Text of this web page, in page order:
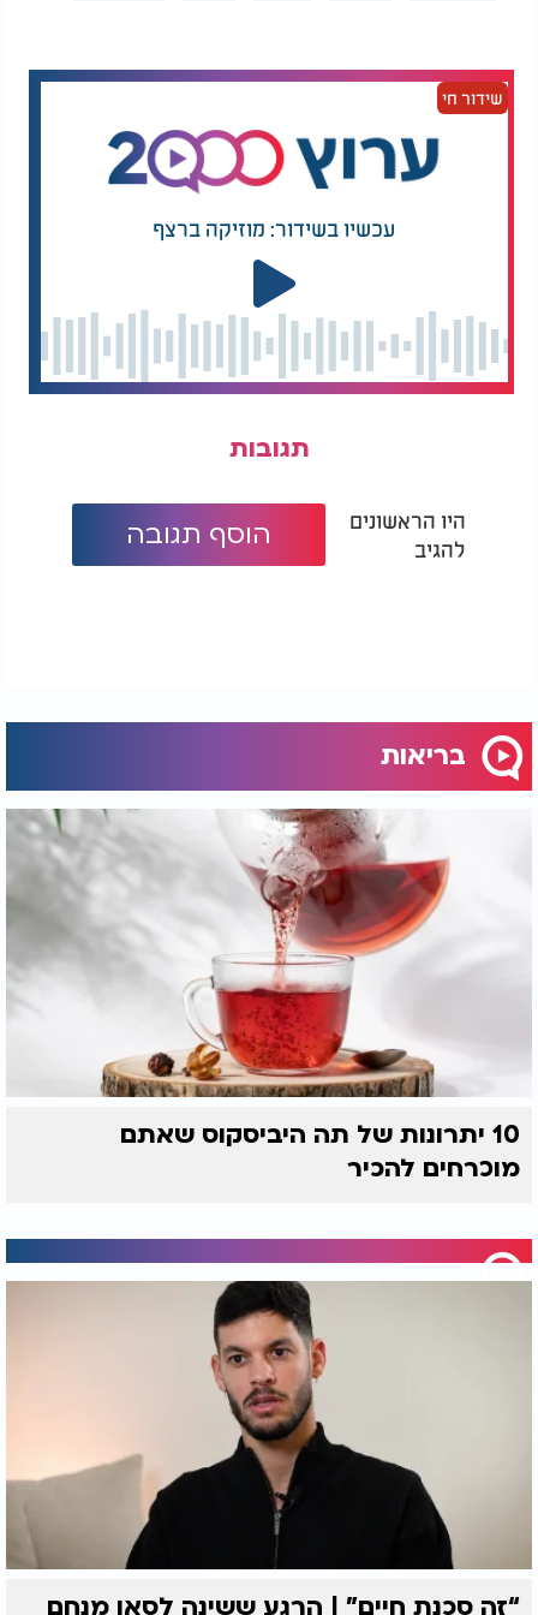
אלה שמסייעים ליצור לילה רגוע יותר ותחושת רעננות
גדולה יותר בבוקר שלמחרת.
שידור חי
עכשיו בשידור: מוזיקה ברצף
תגובות
היו הראשונים
להגיב
הוסף תגובה
בריאות
10 יתרונות של תה היביסקוס שאתם
מוכרחים להכיר
“זה סכנת חיים” | הרגע ששינה לסאן מנחם